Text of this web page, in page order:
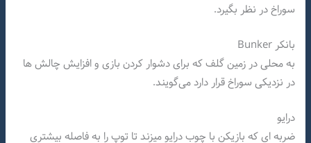
سوراخ در نظر بگیرد.
بانکر Bunker
به محلی در زمین گلف که برای دشوار کردن بازی و افزایش چالش ها
در نزدیکی سوراخ قرار دارد می‌گویند.
درایو
ضربه ای که بازیکن با چوب درایو میزند تا توپ را به فاصله بیشتری